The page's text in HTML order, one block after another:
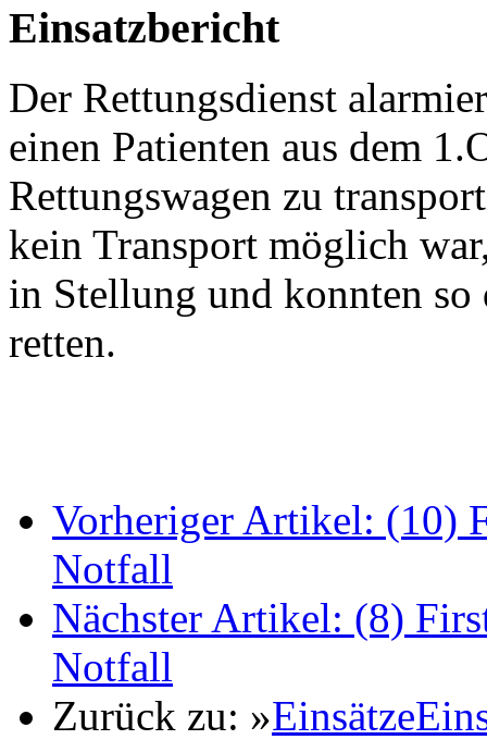
Einsatzbericht
Der Rettungsdienst
einen Patienten aus dem
Rettungswagen zu
kein Transport möglich
in Stellung und konnten so
retten.
Vorheriger Artikel: (10)
Notfall
Nächster Artikel: (8)
Notfall
Zurück zu: »Einsätze